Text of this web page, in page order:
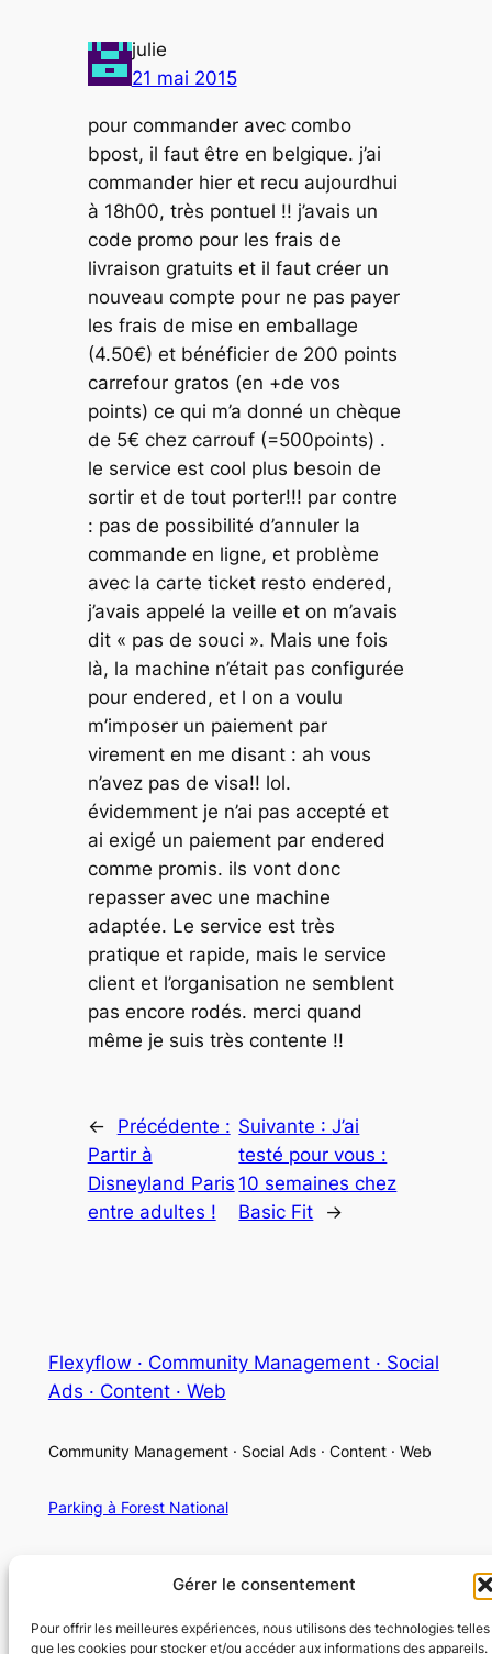
Gérer le consentement
Pour offrir les meilleures expériences, nous utilisons des technologies telles
que les cookies pour stocker et/ou accéder aux informations des appareils.
julie
21 mai 2015
pour commander avec combo
bpost, il faut être en belgique. j’ai
commander hier et recu aujourdhui
à 18h00, très pontuel !! j’avais un
code promo pour les frais de
livraison gratuits et il faut créer un
nouveau compte pour ne pas payer
les frais de mise en emballage
(4.50€) et bénéficier de 200 points
carrefour gratos (en +de vos
points) ce qui m’a donné un chèque
de 5€ chez carrouf (=500points) .
le service est cool plus besoin de
sortir et de tout porter!!! par contre
: pas de possibilité d’annuler la
commande en ligne, et problème
avec la carte ticket resto endered,
j’avais appelé la veille et on m’avais
dit « pas de souci ». Mais une fois
là, la machine n’était pas configurée
pour endered, et l on a voulu
m’imposer un paiement par
virement en me disant : ah vous
n’avez pas de visa!! lol.
évidemment je n’ai pas accepté et
ai exigé un paiement par endered
comme promis. ils vont donc
repasser avec une machine
adaptée. Le service est très
pratique et rapide, mais le service
client et l’organisation ne semblent
pas encore rodés. merci quand
même je suis très contente !!
←
Précédente :
Partir à
Disneyland Paris
entre adultes !
Suivante :J’ai
testé pour vous :
10 semaines chez
Basic Fit
→
Flexyflow · Community Management · Social
Ads · Content · Web
Community Management · Social Ads · Content · Web
Parking à Forest National